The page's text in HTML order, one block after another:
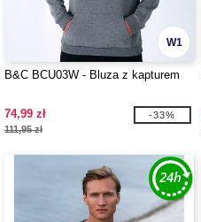
W1
B&C BCU03W - Bluza z kapturem
74,99 zł
111,95 zł
-33%